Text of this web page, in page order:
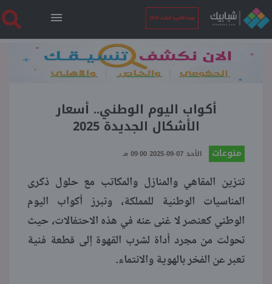
نتيجة الثانوية العامة 2026
الرئيسية
نتيجة الثانوية العامة 2026
فنجان قهوة
بوابة الطلبة
ملفات
أكواب اليوم الوطني.. أسعار
الأشكال الجديدة 2025
منوعات الأحد 07-09-2025 09:00 مـ
تتزين المقاهي والمنازل والمكاتب مع حلول ذكرى
المناسيات الوطنية للمملكة، وتبرز أكواب اليوم
الوطني كعنصر لا غنى عنه في هذه الاحتفالات، حيث
تحولت من مجرد أداة لشرب القهوة إلى قطعة فنية
تعبر عن الفخر بالهوية والانتماء.